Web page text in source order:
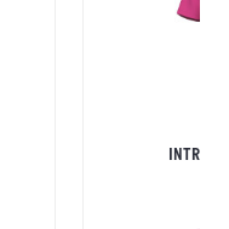
INTRO